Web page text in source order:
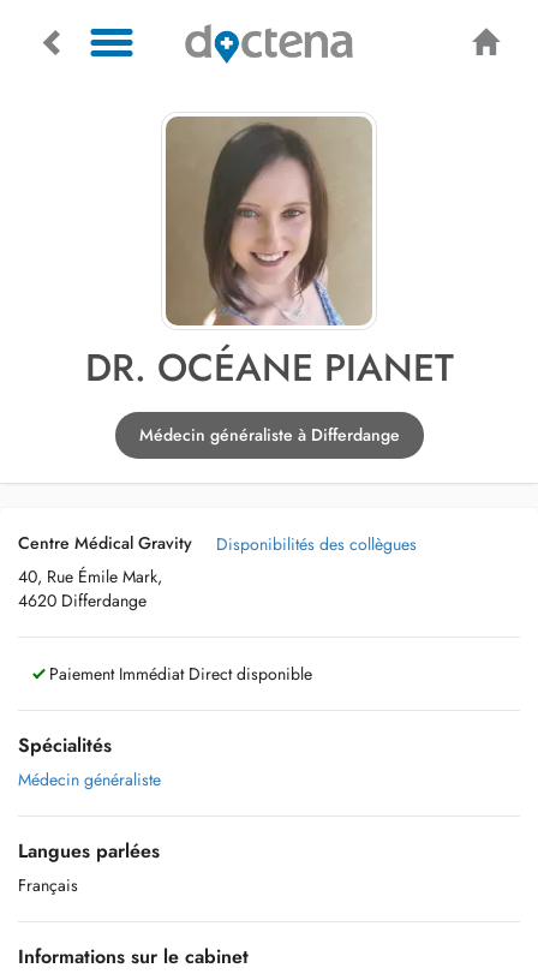
DR. OCÉANE PIANET
Médecin généraliste à Differdange
Centre Médical Gravity
40, Rue Émile Mark,
4620 Differdange
Disponibilités des collègues
Paiement Immédiat Direct disponible
Spécialités
Médecin généraliste
Langues parlées
Français
Informations sur le cabinet